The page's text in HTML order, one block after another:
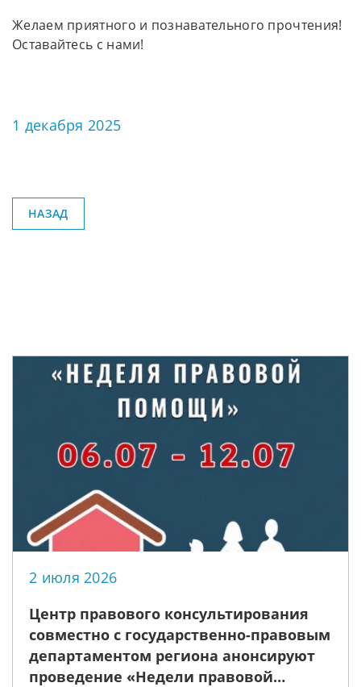
Желаем приятного и познавательного прочтения!
Оставайтесь с нами!
1 декабря 2025
НАЗАД
2 июля 2026
Центр правового консультирования
совместно с государственно-правовым
департаментом региона анонсируют
проведение «Недели правовой